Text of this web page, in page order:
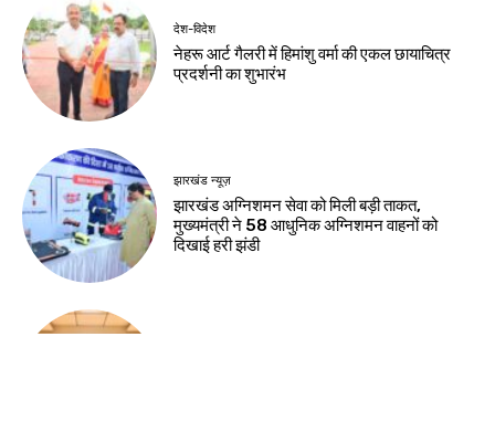
देश-विदेश
नेहरू आर्ट गैलरी में हिमांशु वर्मा की एकल छायाचित्र
प्रदर्शनी का शुभारंभ
झारखंड न्यूज़
झारखंड अग्निशमन सेवा को मिली बड़ी ताकत,
मुख्यमंत्री ने 58 आधुनिक अग्निशमन वाहनों को
दिखाई हरी झंडी